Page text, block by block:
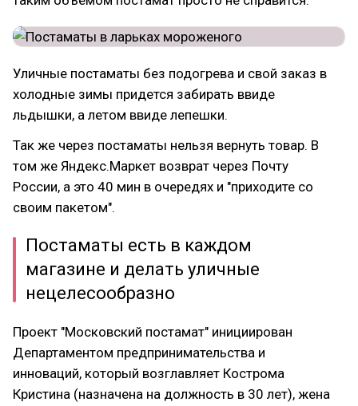
Уличные постаматы без подогрева и свой заказ в
холодные зимы придется забирать ввиде
льдышки, а летом ввиде лепешки.
Так же через постаматы нельзя вернуть товар. В
том же Яндекс.Маркет возврат через Почту
России, а это 40 мин в очередях и "приходите со
своим пакетом".
Постаматы есть в каждом
магазине и делать уличные
нецелесообразно
Проект "Московский постамат" инициирован
Департаментом предпринимательства и
инноваций, который возглавляет Кострома
Кристина (назначена на должность в 30 лет), жена